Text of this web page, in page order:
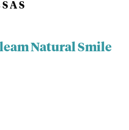
A S
Natural Smile